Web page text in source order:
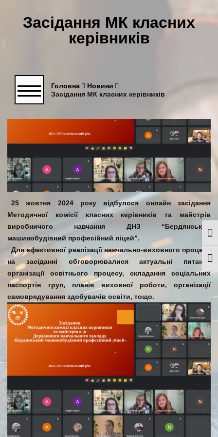
Засідання МК класних
керівників
Головна
Новини
Засідання МК класних керівників
25 жовтня 2024 року відбулося онлайн засідання
Методичної комісії класних керівників та майстрів
виробничого навчання ДНЗ “Бердянський
машинобудівний професійний ліцей”.
Для ефективної реалізації навчально-виховного процесу
на засіданні обговорювалися актуальні питання
організації освітнього процесу, складання соціальних
паспортів груп, планів виховної роботи, організації
самоврядування здобувачів освіти, тощо.